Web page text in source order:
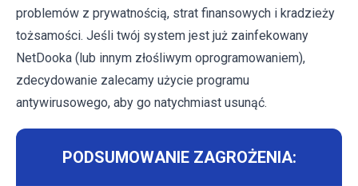
problemów z prywatnością, strat finansowych i kradzieży
tożsamości. Jeśli twój system jest już zainfekowany
NetDooka (lub innym złośliwym oprogramowaniem),
zdecydowanie zalecamy użycie programu
antywirusowego, aby go natychmiast usunąć.
PODSUMOWANIE ZAGROŻENIA: